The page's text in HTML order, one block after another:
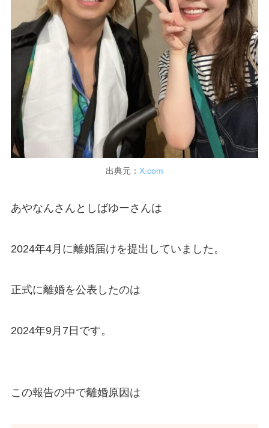
出典元： X.com
あやなんさんとしばゆーさんは
2024年4月に離婚届けを提出していました。
正式に離婚を公表したのは
2024年9月7日です。
この報告の中で離婚原因は